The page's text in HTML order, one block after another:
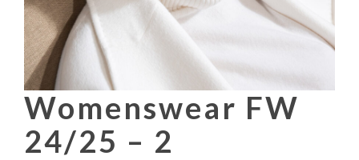
Womenswear FW
24/25 – 2